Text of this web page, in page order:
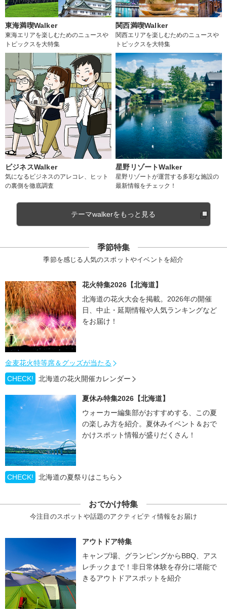
東海満喫Walker
東海エリアを楽しむためのニュースや
トピックスを大特集
関西満喫Walker
関西エリアを楽しむためのニュースや
トピックスを大特集
ビジネスWalker
気になるビジネスのアレコレ、ヒット
の裏側を徹底調査
星野リゾートWalker
星野リゾートが運営する多彩な施設の
最新情報をチェック！
テーマwalkerをもっと見る
季節特集
季節を感じる人気のスポットやイベントを紹介
花火特集2026【北海道】
北海道の花火大会を掲載。2026年の開催
日、中止・延期情報や人気ランキングなど
をお届け！
金麦花火特等席＆グッズが当たる
CHECK!
北海道の花火開催カレンダー
夏休み特集2026【北海道】
ウォーカー編集部がおすすめする、この夏
の楽しみ方を紹介。夏休みイベント＆おで
かけスポット情報が盛りだくさん！
CHECK! 北海道の夏祭りはこちら
おでかけ特集
今注目のスポットや話題のアクティビティ情報をお届け
アウトドア特集
キャンプ場、グランピングからBBQ、アス
レチックまで！非日常体験を存分に堪能で
きるアウトドアスポットを紹介